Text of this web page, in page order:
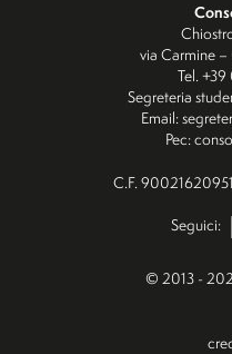
via Carmine
Tel.
Segreteria
Email:
Pec:
C.F.
Seguici:
© 2013 -